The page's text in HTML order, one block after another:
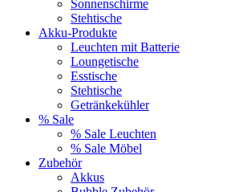
Sonnenschirme
Stehtische
Akku-Produkte
Leuchten mit Batterie
Loungetische
Esstische
Stehtische
Getränkekühler
% Sale
% Sale Leuchten
% Sale Möbel
Zubehör
Akkus